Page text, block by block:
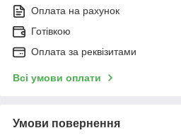
Відправка товару або
Оплата на рахунок
Готівкою
Оплата за реквізитами
Всі умови оплати
Умови повернення